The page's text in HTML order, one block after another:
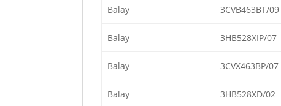
Balay 3CVB463BT/09
Balay 3HB528XIP/07
Balay 3CVX463BP/07
Balay 3HB528XD/02